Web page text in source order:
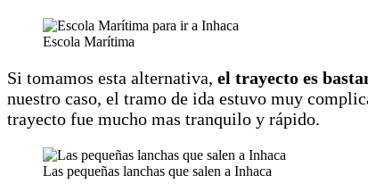
Escola Marítima
Si tomamos esta alternativa, el trayecto es
nuestro caso, el tramo de ida estuvo muy
trayecto fue mucho mas tranquilo y rápido.
Las pequeñas lanchas que salen a Inhaca